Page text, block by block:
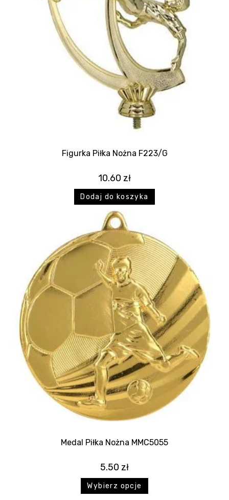
Figurka Piłka Nożna F223/G
10.60 zł
Dodaj do koszyka
Medal Piłka Nożna MMC5055
5.50 zł
Wybierz opcje